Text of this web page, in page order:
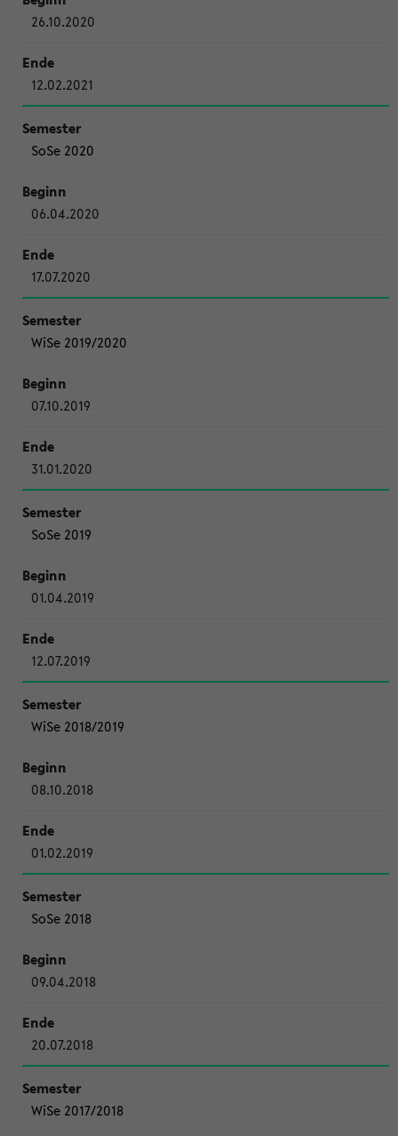
26.10.2020
12.02.2021
SoSe 2020
06.04.2020
17.07.2020
WiSe 2019/2020
07.10.2019
31.01.2020
SoSe 2019
01.04.2019
12.07.2019
WiSe 2018/2019
08.10.2018
01.02.2019
SoSe 2018
09.04.2018
20.07.2018
WiSe 2017/2018